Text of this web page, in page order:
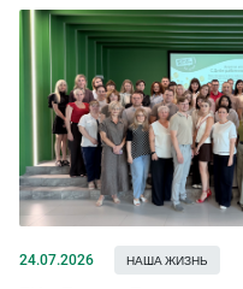
24.07.2026 НАША ЖИЗНЬ